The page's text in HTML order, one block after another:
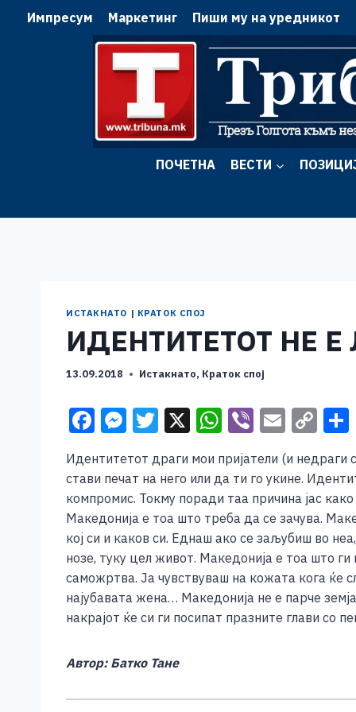
Импресум Маркетинг Пиши му на уредникот
ПОЧЕТНА ВЕСТИ
ИСТАКНАТО | КРАТОК СПОЈ
ИДЕНТИТЕТОТ НЕ Е
13.09.2018 Истакнато, Краток спој
F
c
e
b
o
o
k
M
ss
e
n
g
er
T
tt
er
X W
at
s
A
p
p
Vi
er
E
m
ai
l
C
p
y
Li
n
k
Идентитетот драги мои пријатели (и недраги
стави печат на него или да ти го укине.
компромис. Токму поради таа причина јас
Македонија е тоа што треба да се зачува.
кој си и каков си. Еднаш ако се заљубиш во
нозе, туку цел живот. Македонија е тоа што
саможртва. Ја чувствуваш на кожата кога ќе
најубавата жена… Македонија не е парче
накрајот ќе си ги посипат празните глави со
Автор: Батко Тане